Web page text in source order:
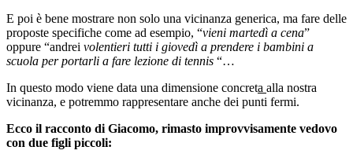
E poi è bene mostrare non solo una vicinanza generica, ma fare delle
proposte specifiche come ad esempio, “vieni martedì a cena”
oppure “andrei volentieri tutti i giovedì a prendere i bambini a
scuola per portarli a fare lezione di tennis “…
In questo modo viene data una dimensione concreta alla nostra
vicinanza, e potremmo rappresentare anche dei punti fermi.
Ecco il racconto di Giacomo, rimasto improvvisamente vedovo
con due figli piccoli: